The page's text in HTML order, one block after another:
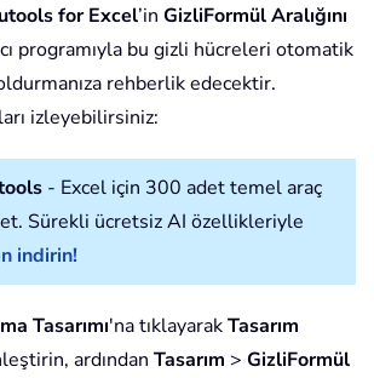
for Excel’in GizliFormül Aralığını
programıyla bu gizli hücreleri otomatik
rehberlik edecektir.
izleyebilirsiniz:
- Excel için 300 adet temel araç
Sürekli ücretsiz AI özellikleriyle
indirin!
Tasarımı'na tıklayarakTasarım
ardından Tasarım > GizliFormül